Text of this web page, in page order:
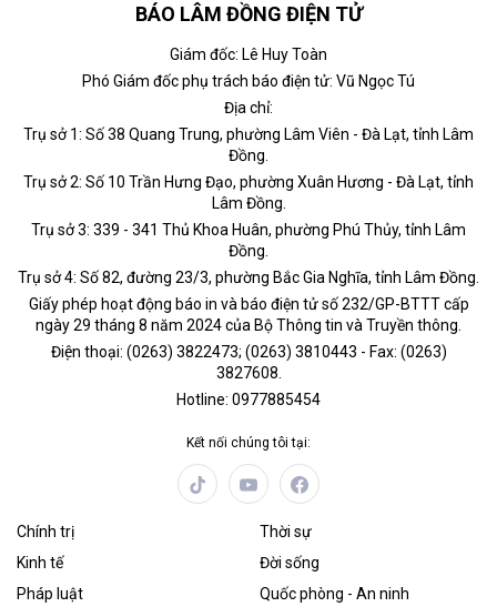
BÁO LÂM ĐỒNG ĐIỆN TỬ
Giám đốc: Lê Huy Toàn
Phó Giám đốc phụ trách báo điện tử: Vũ Ngọc Tú
Địa chỉ:
Trụ sở 1: Số 38 Quang Trung, phường Lâm Viên - Đà Lạt, tỉnh Lâm
Đồng.
Trụ sở 2: Số 10 Trần Hưng Đạo, phường Xuân Hương - Đà Lạt, tỉnh
Lâm Đồng.
Trụ sở 3: 339 - 341 Thủ Khoa Huân, phường Phú Thủy, tỉnh Lâm
Đồng.
Trụ sở 4: Số 82, đường 23/3, phường Bắc Gia Nghĩa, tỉnh Lâm Đồng.
Giấy phép hoạt động báo in và báo điện tử số 232/GP-BTTT cấp
ngày 29 tháng 8 năm 2024 của Bộ Thông tin và Truyền thông.
Điện thoại: (0263) 3822473; (0263) 3810443 - Fax: (0263)
3827608.
Hotline: 0977885454
Kết nối chúng tôi tại:
Chính trị
Thời sự
Kinh tế
Đời sống
Pháp luật
Quốc phòng - An ninh